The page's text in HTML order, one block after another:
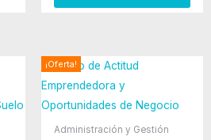
¡Oferta!
Administración y Gestión
El
precio
original
era:
$300.00.
es: